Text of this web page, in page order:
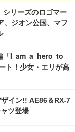
シリーズのロゴマー
、ジオン公国、マフ
編「I am a hero to
ト！少女・エリが高
ザイン!! AE86＆RX-7
ツ登場